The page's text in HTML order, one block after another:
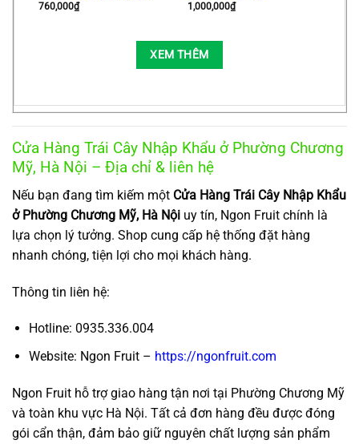
760,000₫
1,000,000₫
XEM THÊM
Cửa Hàng Trái Cây Nhập Khẩu ở Phường Chương
Mỹ, Hà Nội – Địa chỉ & liên hệ
Nếu bạn đang tìm kiếm một Cửa Hàng Trái Cây Nhập Khẩu
ở Phường Chương Mỹ, Hà Nội uy tín, Ngon Fruit chính là
lựa chọn lý tưởng. Shop cung cấp hệ thống đặt hàng
nhanh chóng, tiện lợi cho mọi khách hàng.
Thông tin liên hệ:
Hotline: 0935.336.004
Website: Ngon Fruit – https://ngonfruit.com
Ngon Fruit hỗ trợ giao hàng tận nơi tại Phường Chương Mỹ
và toàn khu vực Hà Nội. Tất cả đơn hàng đều được đóng
gói cẩn thận, đảm bảo giữ nguyên chất lượng sản phẩm